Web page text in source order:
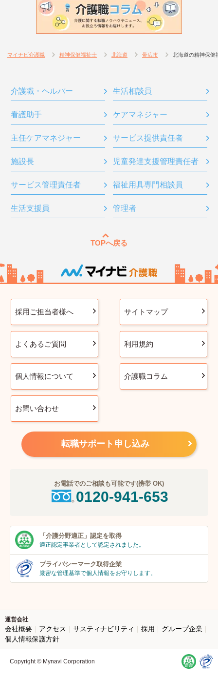
マイナビ介護職 精神保健福祉士 北海道 帯広市 北海道の精神保健
介護職・ヘルパー 生活相談員
看護助手 ケアマネジャー
主任ケアマネジャー サービス提供責任者
施設長 児童発達支援管理責任者
サービス管理責任者 福祉用具専門相談員
生活支援員 管理者
TOPへ戻る
採用ご担当者様へ サイトマップ
よくあるご質問 利用規約
個人情報について 介護職コラム
お問い合わせ
転職サポート申し込み
お電話でのご相談も可能です(携帯 OK)
0120-941-653
「介護分野適正」 認定を取得
適正認定事業者として認定されました。
プライバシーマーク取得企業
厳密な管理基準で個人情報をお守りします。
運営会社
会社概要 アクセス サスティナビリティ 採用
グループ企業
個人情報保護方針
Copyright © Mynavi Corporation